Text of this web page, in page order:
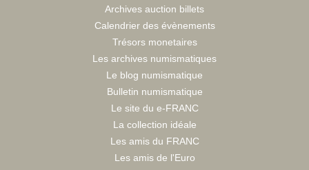
Archives auction billets
Calendrier des évènements
Trésors monetaires
Les archives numismatiques
Le blog numismatique
Bulletin numismatique
Le site du e-FRANC
La collection idéale
Les amis du FRANC
Les amis de l'Euro